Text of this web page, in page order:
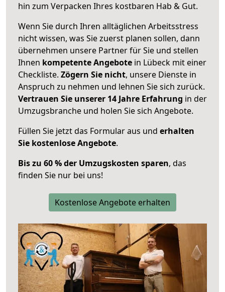
hin zum Verpacken Ihres kostbaren Hab & Gut.
Wenn Sie durch Ihren alltäglichen Arbeitsstress
nicht wissen, was Sie zuerst planen sollen, dann
übernehmen unsere Partner für Sie und stellen
Ihnen kompetente Angebote in Lübeck mit einer
Checkliste. Zögern Sie nicht, unsere Dienste in
Anspruch zu nehmen und lehnen Sie sich zurück.
Vertrauen Sie unserer 14 Jahre Erfahrung in der
Umzugsbranche und holen Sie sich Angebote.
Füllen Sie jetzt das Formular aus und erhalten
Sie kostenlose Angebote.
Bis zu 60 % der Umzugskosten sparen, das
finden Sie nur bei uns!
Kostenlose Angebote erhalten